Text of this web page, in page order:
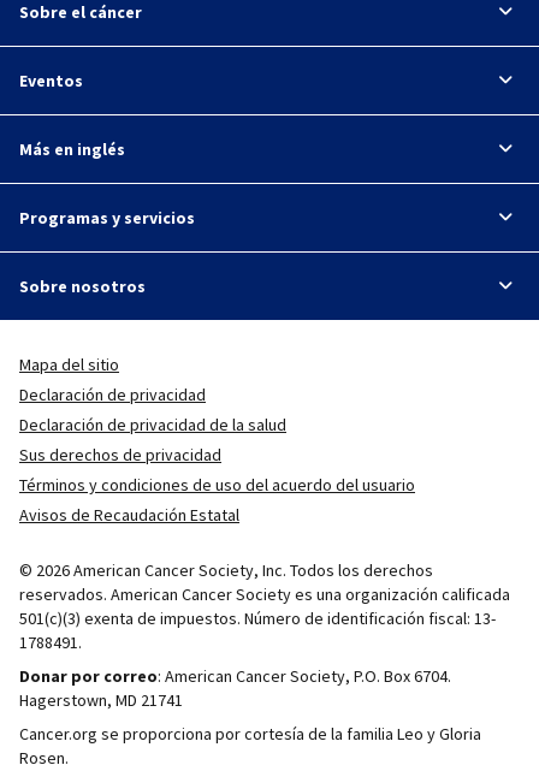
Sobre el cáncer
Eventos
Más en inglés
Programas y servicios
Sobre nosotros
Mapa del sitio
Declaración de privacidad
Declaración de privacidad de la salud
Sus derechos de privacidad
Términos y condiciones de uso del acuerdo del usuario
Avisos de Recaudación Estatal
© 2026 American Cancer Society, Inc. Todos los derechos
reservados. American Cancer Society es una organización calificada
501(c)(3) exenta de impuestos. Número de identificación fiscal: 13-
1788491.
Donar por correo: American Cancer Society, P.O. Box 6704.
Hagerstown, MD 21741
Cancer.org se proporciona por cortesía de la familia Leo y Gloria
Rosen.